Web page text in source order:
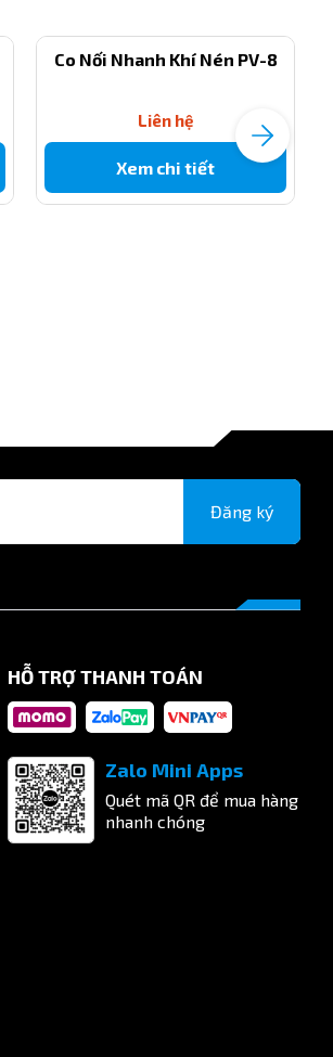
Co Nối Nhanh Khí Nén PV-8
Liên hệ
Xem chi tiết
Đăng ký
HỖ TRỢ THANH TOÁN
Zalo Mini Apps
Quét mã QR để mua hàng
nhanh chóng